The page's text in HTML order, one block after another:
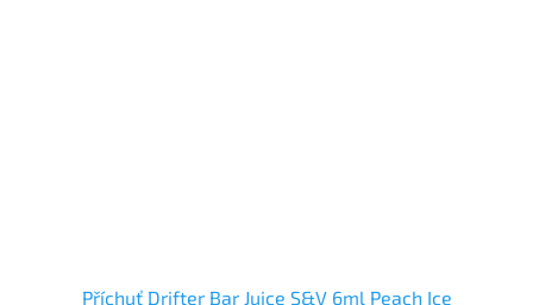
Příchuť Drifter Bar Juice S&V 6ml Peach Ice